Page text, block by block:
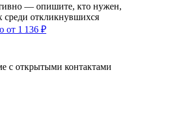
— опишите, кто нужен,
откликнувшихся
от 1 136 ₽
с открытыми контактами